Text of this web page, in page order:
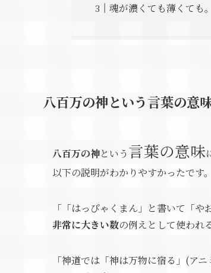
魂が濃くても薄くても
八百万の神という言葉の意
八百万の神という 言葉の意味
以下の説明がわかりやすかったです。
「「はっぴゃくまん」と書いて「
非常に大きい数の例えとして使われ
「神道では「神は万物に宿る」(ア